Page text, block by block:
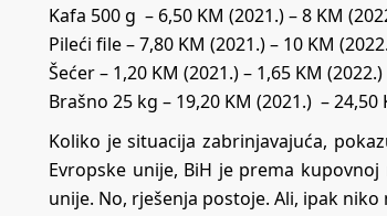
Kafa 500 g – 6,50 KM (2021.) – 8 KM
Pileći file – 7,80 KM (2021.) – 10 KM
Šećer – 1,20 KM (2021.) – 1,65 KM (2022.)
Brašno 25 kg – 19,20 KM (2021.) – 24,50
Koliko je situacija zabrinjavajuća,
Evropske unije, BiH je prema
unije. No, rješenja postoje. Ali, ipak